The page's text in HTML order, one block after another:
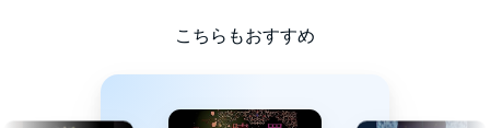
こちらもおすすめ